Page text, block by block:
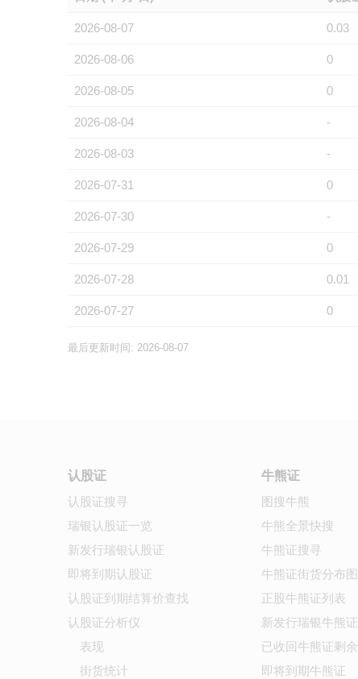
2026-08-07 0.03
2026-08-06 0
2026-08-05 0
2026-08-04 -
2026-08-03 -
2026-07-31 0
2026-07-30 -
2026-07-29 0
2026-07-28 0.01
2026-07-27 0
最后更新时间: 2026-08-07
认股证
认股证搜寻
瑞银认股证一览
新发行瑞银认股证
即将到期认股证
认股证到期结算价查找
认股证分析仪
表现
街货统计
牛熊证
图搜牛熊
牛熊全景快搜
牛熊证搜寻
牛熊证街货分布图
正股牛熊证列表
新发行瑞银牛熊证
已收回牛熊证剩
即将到期牛熊证